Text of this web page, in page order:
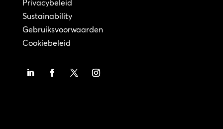
Privacybeleid
Sustainability
Gebruiksvoorwaarden
Cookiebeleid